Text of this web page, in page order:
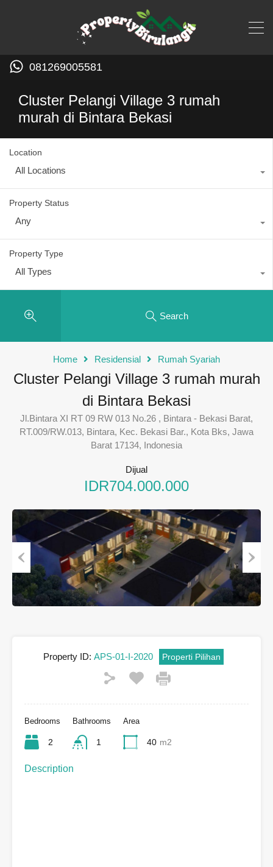
081269005581
Cluster Pelangi Village 3 rumah
murah di Bintara Bekasi
Location
All Locations
Property Status
Any
Property Type
All Types
Search
Home Residensial Rumah Syariah
Cluster Pelangi Village 3 rumah murah
di Bintara Bekasi
Jl.Bintara XI RT 09 RW 013 No.26 , Bintara - Bekasi Barat,
RT.009/RW.013, Bintara, Kec. Bekasi Bar., Kota Bks, Jawa
Barat 17134, Indonesia
Dijual
IDR704.000.000
Previous Next
Property ID: APS-01-I-2020 Properti Pilihan
Bedrooms
2
Bathrooms
1
Area
40 m2
Description